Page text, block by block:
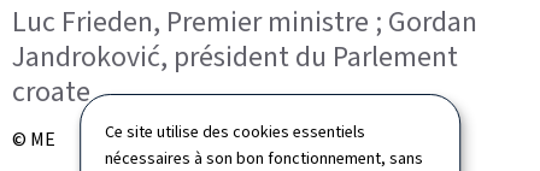
Ce site utilise des cookies essentiels
nécessaires à son bon fonctionnement, sans
Luc Frieden, Premier ministre ; Gordan
Jandroković, président du Parlement
croate
© ME